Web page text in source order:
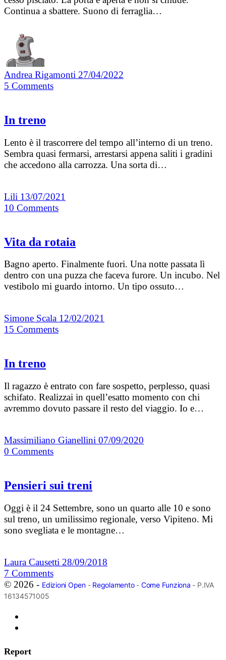
Continua a sbattere. Suono di ferraglia…
Andrea Rigamonti 27/04/2022
5 Comments
In treno
Lento è il trascorrere del tempo all’interno di un treno.
Sembra quasi fermarsi, arrestarsi appena saliti i gradini
che accedono alla carrozza. Una sorta di…
Lili 13/07/2021
10 Comments
Vita da rotaia
Bagno aperto. Finalmente fuori. Una notte passata lì
dentro con una puzza che faceva furore. Un incubo. Nel
vestibolo mi guardo intorno. Un tipo ossuto…
Simone Scala 12/02/2021
15 Comments
In treno
Il ragazzo è entrato con fare sospetto, perplesso, quasi
schifato. Realizzai in quell’esatto momento con chi
avremmo dovuto passare il resto del viaggio. Io e…
Massimiliano Gianellini 07/09/2020
0 Comments
Pensieri sui treni
Oggi è il 24 Settembre, sono un quarto alle 10 e sono
sul treno, un umilissimo regionale, verso Vipiteno. Mi
sono svegliata e le montagne…
Laura Causetti 28/09/2018
7 Comments
© 2026 - Edizioni Open- Regolamento- Come Funziona - P.IVA
16134571005
Report